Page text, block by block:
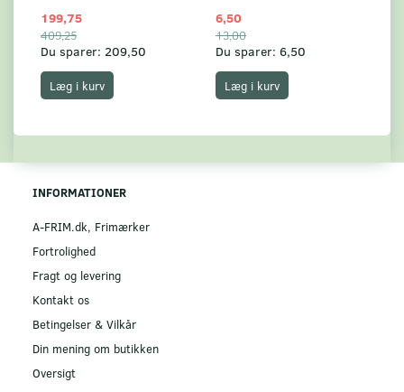
199,75
409,25
Du sparer: 209,50
Læg i kurv
6,50
13,00
Du sparer: 6,50
Læg i kurv
INFORMATIONER
A-FRIM.dk, Frimærker
Fortrolighed
Fragt og levering
Kontakt os
Betingelser & Vilkår
Din mening om butikken
Oversigt